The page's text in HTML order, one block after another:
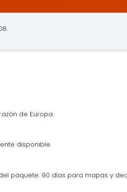
de Europa.
disponible.
paquete. 90 días para mapas y